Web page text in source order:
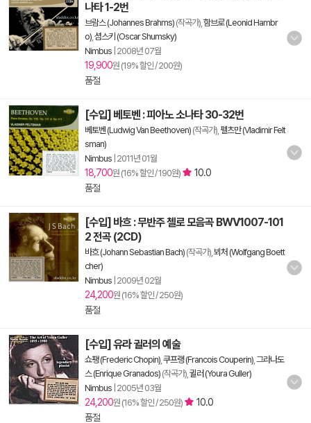
나타 1-2번
브람스 (Johannes Brahms) (작곡가), 함브로 (Leonid Hambr
o) 셤스키 (Oscar Shumsky)
Nimbus 2008년 07월
19,900원 (19% 할인 / 200원)
품절
[수입] 베토벤 : 피아노 소나타 30-32번
베토벤 (Ludwig Van Beethoven) (작곡가), 펠츠만 (Vladimir Felt
sman)
Nimbus 2011년 01월
18,700원 (16% 할인 / 190원)
10.0
품절
[수입] 바흐 : 무반주 첼로 모음곡 BWV1007-101
2 전곡 (2CD)
바흐 (Johann Sebastian Bach) (작곡가), 뵈처 (Wolfgang Boett
cher)
Nimbus 2009년 02월
24,200원 (16% 할인 / 250원)
품절
[수입] 유라 귈러의 예술
쇼팽 (Frederic Chopin) 쿠프랭 (Francois Couperin) 그라나도
스 (Enrique Granados) (작곡가), 귈러 (Youra Guller)
Nimbus 2005년 03월
24,200원 (16% 할인 / 250원)
10.0
품절